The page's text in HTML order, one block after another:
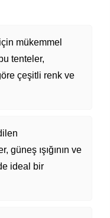
mükemmel
tenteler,
çeşitli renk ve
ışığının ve
ideal bir